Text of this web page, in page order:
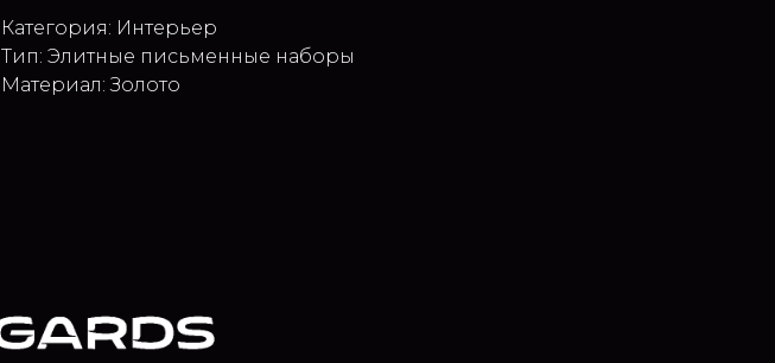
Категория: Интерьер
Тип: Элитные письменные наборы
Материал: Золото